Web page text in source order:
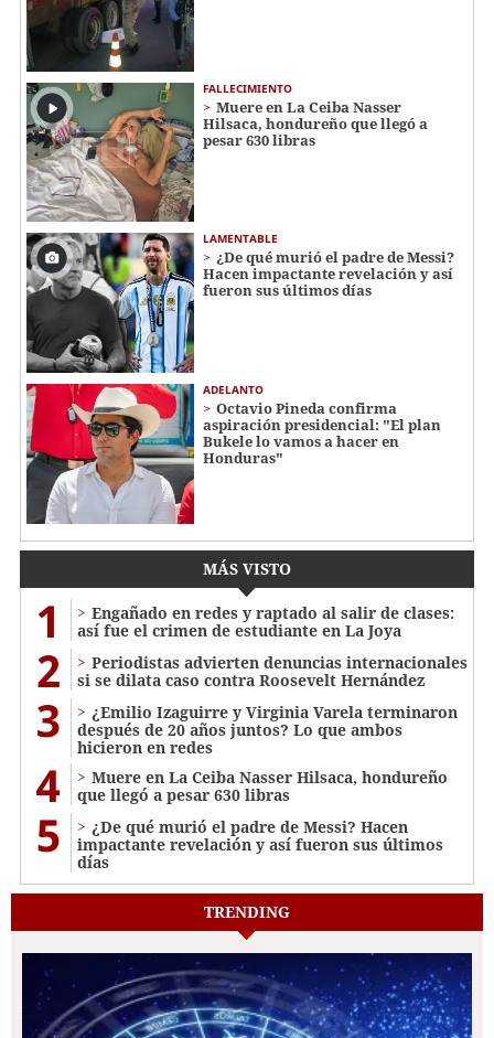
FALLECIMIENTO
Muere en La Ceiba Nasser
Hilsaca, hondureño que llegó a
pesar 630 libras
LAMENTABLE
¿De qué murió el padre de Messi?
Hacen impactante revelación y así
fueron sus últimos días
ADELANTO
Octavio Pineda confirma
aspiración presidencial: "El plan
Bukele lo vamos a hacer en
Honduras"
MÁS VISTO
1
Engañado en redes y raptado al salir de clases:
así fue el crimen de estudiante en La Joya
2
Periodistas advierten denuncias internacionales
si se dilata caso contra Roosevelt Hernández
3
¿Emilio Izaguirre y Virginia Varela terminaron
después de 20 años juntos? Lo que ambos
hicieron en redes
4
Muere en La Ceiba Nasser Hilsaca, hondureño
que llegó a pesar 630 libras
5
¿De qué murió el padre de Messi? Hacen
impactante revelación y así fueron sus últimos
días
TRENDING